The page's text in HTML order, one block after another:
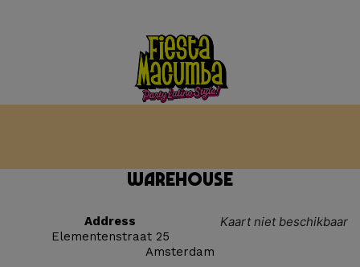
Warehouse
Kaart niet beschikbaar
Address
Elementenstraat 25
Amsterdam